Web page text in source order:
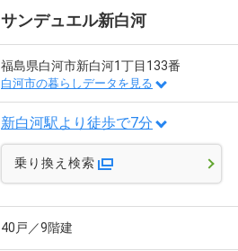
サンデュエル新白河
福島県白河市新白河1丁目133番
白河市の暮らしデータを見る
新白河駅より徒歩で7分
乗り換え検索
40戸／9階建